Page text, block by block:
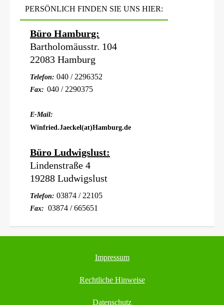
PERSÖNLICH FINDEN SIE UNS HIER:
Büro Hamburg:
Bartholomäusstr. 104
22083 Hamburg
Telefon: 040 / 2296352
Fax: 040 / 2290375
E-Mail:
Winfried.Jaeckel(at)Hamburg.de
Büro Ludwigslust:
Lindenstraße 4
19288 Ludwigslust
Telefon: 03874 / 22105
Fax: 03874 / 665651
Impressum
Rechtliche Hinweise
Datenschutz